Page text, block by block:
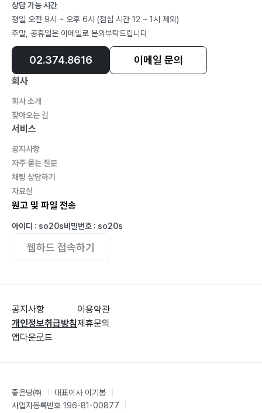
상담 가능 시간
평일 오전 9시 ~ 오후 6시 (점심 시간 12 ~ 1시 제외)
주말, 공휴일은 이메일로 문의부탁드립니다
02.374.8616 이메일 문의
회사
회사 소개
찾아오는 길
서비스
공지사항
자주 묻는 질문
채팅 상담하기
자료실
원고 및 파일 전송
아이디 : so20s비밀번호 : so20s
웹하드 접속하기
공지사항
개인정보취급방침
앱다운로드
이용약관
제휴문의
좋은땅㈜ 대표이사 이기봉
사업자등록번호 196-81-00877